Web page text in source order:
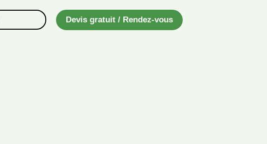
Devis gratuit / Rendez-vous